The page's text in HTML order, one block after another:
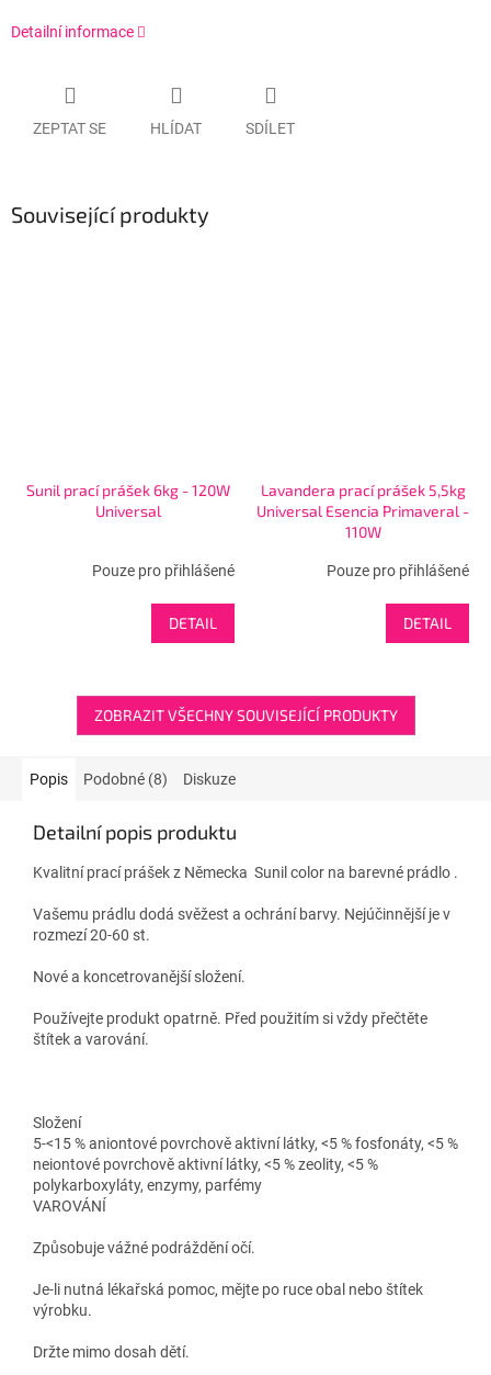
Detailní informace
ZEPTAT SE HLÍDAT SDÍLET
Související produkty
Sunil prací prášek 6kg - 120W
Universal
Pouze pro přihlášené
DETAIL
Lavandera prací prášek 5,5kg
Universal Esencia Primaveral -
110W
Pouze pro přihlášené
DETAIL
ZOBRAZIT VŠECHNY SOUVISEJÍCÍ PRODUKTY
Popis Podobné (8) Diskuze
Detailní popis produktu
Kvalitní prací prášek z Německa Sunil color na barevné prádlo .
Vašemu prádlu dodá svěžest a ochrání barvy. Nejúčinnější je v
rozmezí 20-60 st.
Nové a koncetrovanější složení.
Používejte produkt opatrně. Před použitím si vždy přečtěte
štítek a varování.
Složení
5-<15 % aniontové povrchově aktivní látky, <5 % fosfonáty, <5 %
neiontové povrchově aktivní látky, <5 % zeolity, <5 %
polykarboxyláty, enzymy, parfémy
VAROVÁNÍ
Způsobuje vážné podráždění očí.
Je-li nutná lékařská pomoc, mějte po ruce obal nebo štítek
výrobku.
Držte mimo dosah dětí.